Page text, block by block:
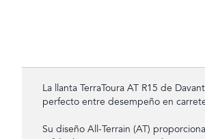
La llanta TerraToura AT R15 de
perfecto entre desempeño en
Su diseño All-Terrain (AT)